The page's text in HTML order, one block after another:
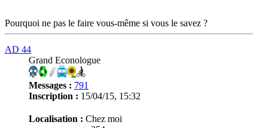
Pourquoi ne pas le faire vous-même si vous le savez ?
AD 44
Grand Econologue
Messages : 791
Inscription : 15/04/15, 15:32
Localisation : Chez moi